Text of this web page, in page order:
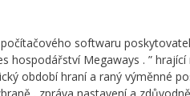
softwaru
hospodářství Megaways . ”
období hraní a raný výměnné